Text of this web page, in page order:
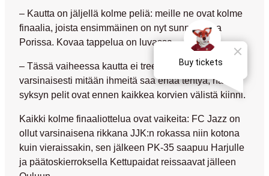
– Kautta on jäljellä kolme peliä: meille ne ovat kolme
finaalia, joista ensimmäinen on nyt sunnuntaina
Porissa. Kovaa tappelua on luvassa.
– Tässä vaiheessa kautta ei treenikentällä
varsinaisesti mitään ihmeitä saa enää tehtyä, nämä
syksyn pelit ovat ennen kaikkea korvien välistä kiinni.
Kaikki kolme finaaliottelua ovat vaikeita: FC Jazz on
ollut varsinaisena rikkana JJK:n rokassa niin kotona
kuin vieraissakin, sen jälkeen PK-35 saapuu Harjulle
ja päätoskierroksella Kettupaidat reissaavat jälleen